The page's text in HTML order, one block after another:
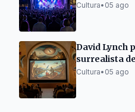
Cultura• 05 ago
David Lynch
surrealista
Cultura• 05 ago